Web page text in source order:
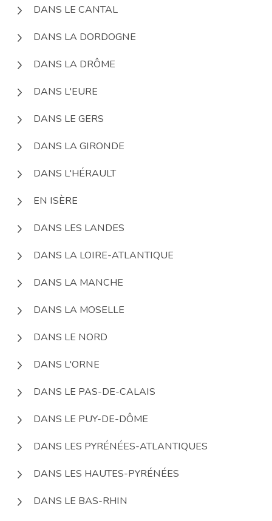
DANS LE CANTAL
DANS LA DORDOGNE
DANS LA DRÔME
DANS L'EURE
DANS LE GERS
DANS LA GIRONDE
DANS L'HÉRAULT
EN ISÈRE
DANS LES LANDES
DANS LA LOIRE-ATLANTIQUE
DANS LA MANCHE
DANS LA MOSELLE
DANS LE NORD
DANS L'ORNE
DANS LE PAS-DE-CALAIS
DANS LE PUY-DE-DÔME
DANS LES PYRÉNÉES-ATLANTIQUES
DANS LES HAUTES-PYRÉNÉES
DANS LE BAS-RHIN